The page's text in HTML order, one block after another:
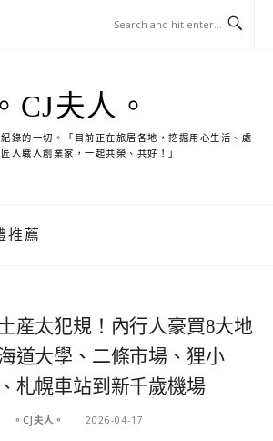
。CJ夫人。
錄的一切。「目前正在旅居各地，挖掘用心生活、處
人職人創業家，一起共榮、共好！」
推薦
産太犯規！內行人豪買8大地
道大學、二條市場、狸小
札幌車站到新千歲機場
。CJ夫人。 2026-04-17